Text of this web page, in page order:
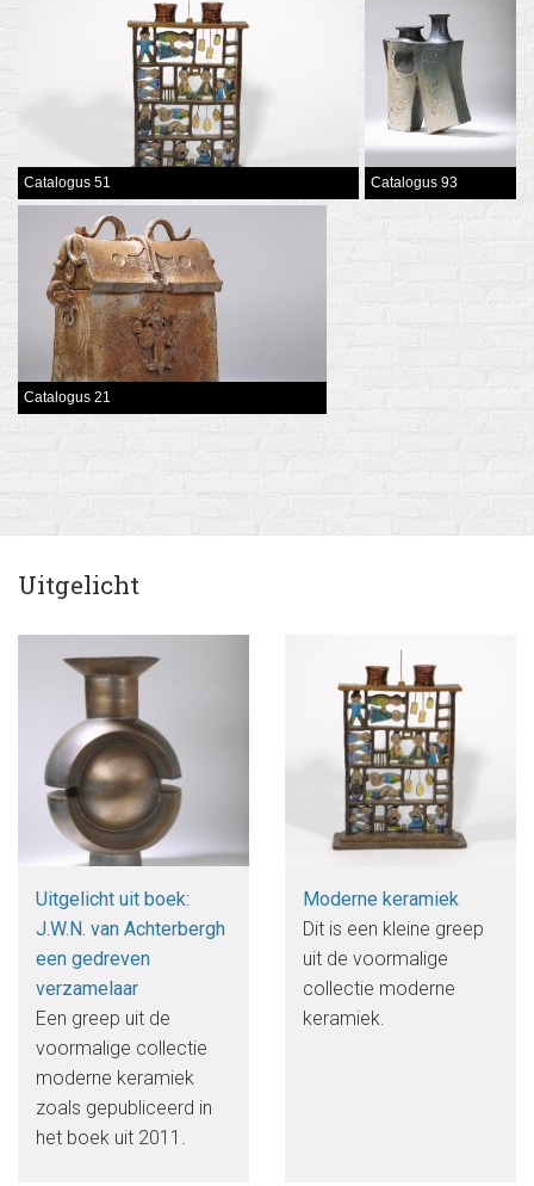
Catalogus 51 Catalogus 93
Catalogus 21
Uitgelicht
Uitgelicht uit boek:
J.W.N. van Achterbergh
een gedreven
verzamelaar
Een greep uit de
voormalige collectie
moderne keramiek
zoals gepubliceerd in
het boek uit 2011.
Moderne keramiek
Dit is een kleine greep
uit de voormalige
collectie moderne
keramiek.